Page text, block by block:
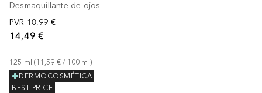
Desmaquillante de ojos
PVR 18,99 €
14,49 €
125 ml (11,59 € / 100 ml )
DERMOCOSMÉTICA
BEST PRICE